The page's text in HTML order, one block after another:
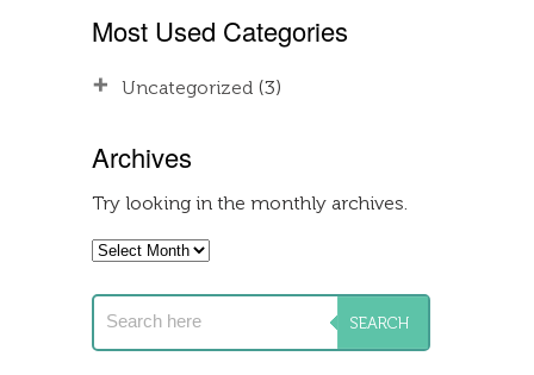
Most Used Categories
Uncategorized(3)
Archives
Try looking in the monthly archives.
Archives